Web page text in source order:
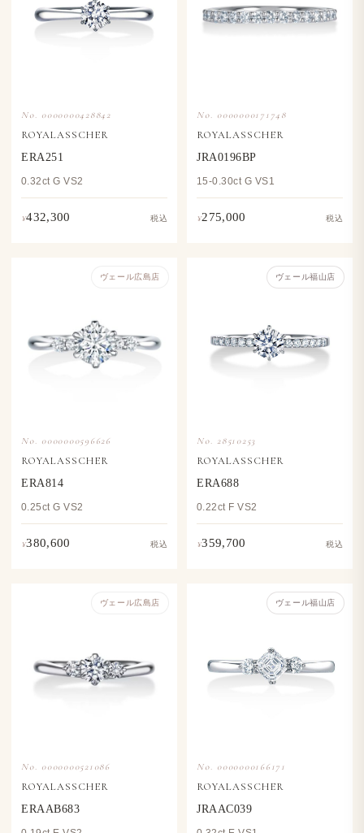
No. 0000000428842
ROYALASSCHER
ERA251
0.32ct G VS2
¥432,300 税込
No. 0000000171748
ROYALASSCHER
JRA0196BP
15-0.30ct G VS1
¥275,000 税込
ヴェール​広島店
No. 0000000596626
ROYALASSCHER
ERA814
0.25ct G VS2
¥380,600 税込
ヴェール福山店
No. 28510253
ROYALASSCHER
ERA688
0.22ct F VS2
¥359,700 税込
ヴェール​広島店
No. 0000000521086
ROYALASSCHER
ERAAB683
ヴェール福山店
No. 0000000166171
ROYALASSCHER
JRAAC039